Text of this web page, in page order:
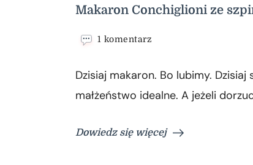
Makaron Conchiglioni ze
1 komentarz
ze
szpinakiem
Dzisiaj makaron. Bo lubimy.
małżeństwo idealne. A jeżeli
Dowiedz się więcej